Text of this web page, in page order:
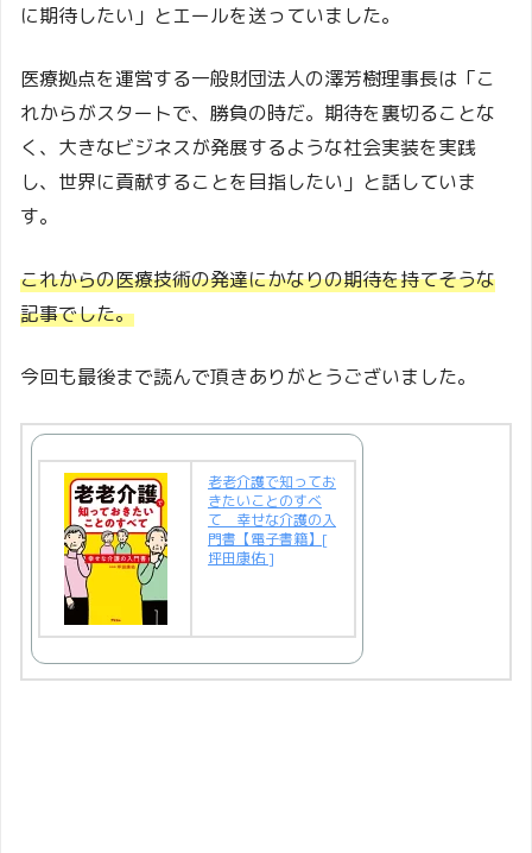
に期待したい」とエールを送っていました。
医療拠点を運営する一般財団法人の澤芳樹理事長は「こ
れからがスタートで、勝負の時だ。期待を裏切ることな
く、大きなビジネスが発展するような社会実装を実践
し、世界に貢献することを目指したい」と話していま
す。
これからの医療技術の発達にかなりの期待を持てそうな
記事でした。
今回も最後まで読んで頂きありがとうございました。
老老介護で知ってお
きたいことのすべ
て 幸せな介護の入
門書【電子書籍】[
坪田康佑 ]